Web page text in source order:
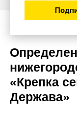
«Крепка
Держава»